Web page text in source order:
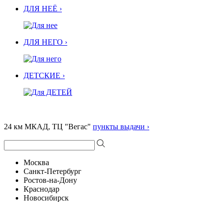
ДЛЯ НЕЁ ›
ДЛЯ НЕГО ›
ДЕТСКИЕ ›
24 км МКАД, ТЦ "Вегас" пункты выдачи ›
Москва
Санкт-Петербург
Ростов-на-Дону
Краснодар
Новосибирск